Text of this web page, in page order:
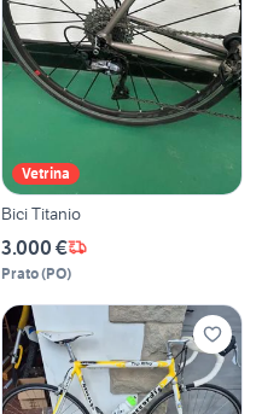
Vetrina
Bici Titanio
3.000 €
Prato(PO)